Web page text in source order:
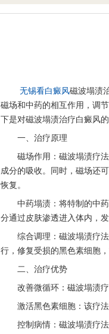
无锡看白癜风磁波塌渍
磁场和中药的相互作用，调
下是对磁波塌渍治疗白癜风的
一、治疗原理
磁场作用：磁波塌渍疗法
成分的吸收。同时，磁场还
恢复。
中药塌渍：将特制的中药
分通过皮肤渗透进入体内，发
综合调理：磁波塌渍疗法
行，修复受损的黑色素细胞
二、治疗优势
改善微循环：磁波塌渍疗
激活黑色素细胞：该疗法
控制病情：磁波塌渍疗法